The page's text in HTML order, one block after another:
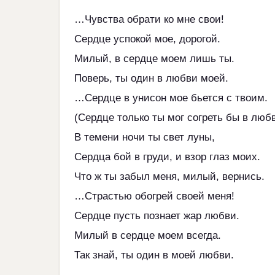
…Чувства обрати ко мне свои!
Сердце успокой мое, дорогой.
Милый, в сердце моем лишь ты.
Поверь, ты один в любви моей.
…Сердце в унисон мое бьется с твоим.
(Сердце только ты мог согреть бы в
В темени ночи ты свет луны,
Сердца бой в груди, и взор глаз моих.
Что ж ты забыл меня, милый, вернись.
…Страстью обогрей своей меня!
Сердце пусть познает жар любви.
Милый в сердце моем всегда.
Так знай, ты один в моей любви.